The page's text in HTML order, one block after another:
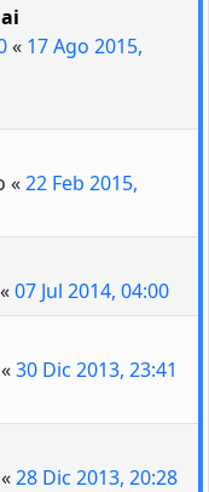
« 17 Ago 2015,
«22 Feb 2015,
«07 Jul 2014, 04:00
«30 Dic 2013, 23:41
«28 Dic 2013, 20:28